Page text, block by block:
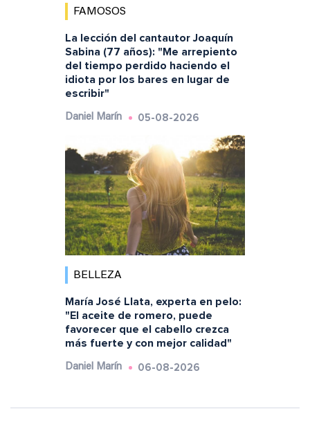
FAMOSOS
La lección del cantautor Joaquín
Sabina (77 años): "Me arrepiento
del tiempo perdido haciendo el
idiota por los bares en lugar de
escribir"
Daniel Marín 05-08-2026
BELLEZA
María José Llata, experta en pelo:
"El aceite de romero, puede
favorecer que el cabello crezca
más fuerte y con mejor calidad"
Daniel Marín 06-08-2026